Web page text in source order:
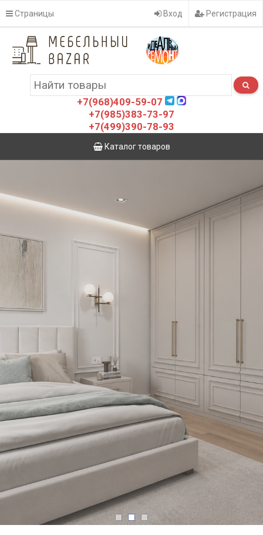
Страницы Вход Регистрация
+7(968)409-59-07
+7(985)383-73-97
+7(499)390-78-93
Каталог товаров